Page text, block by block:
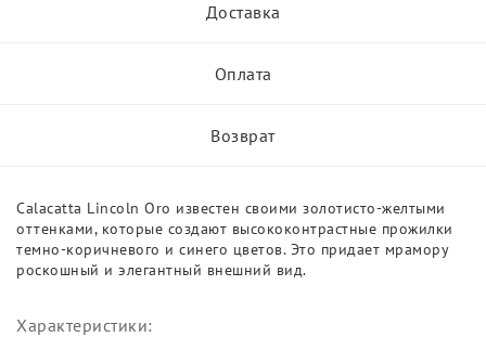
Доставка
Оплата
Возврат
Calacatta Lincoln Oro известен своими золотисто-желтыми
оттенками, которые создают высококонтрастные прожилки
темно-коричневого и синего цветов. Это придает мрамору
роскошный и элегантный внешний вид.
Характеристики: